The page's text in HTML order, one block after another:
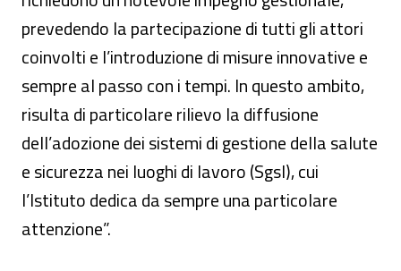
prevedendo la partecipazione di tutti gli attori
coinvolti e l’introduzione di misure innovative e
sempre al passo con i tempi. In questo ambito,
risulta di particolare rilievo la diffusione
dell’adozione dei sistemi di gestione della salute
e sicurezza nei luoghi di lavoro (Sgsl), cui
l’Istituto dedica da sempre una particolare
attenzione”.